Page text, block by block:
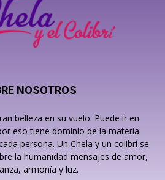
NOSOTROS
belleza en su vuelo. Puede ir en
eso tiene dominio de la materia.
persona. Un Chela y un colibrí se
la humanidad mensajes de amor,
armonía y luz.